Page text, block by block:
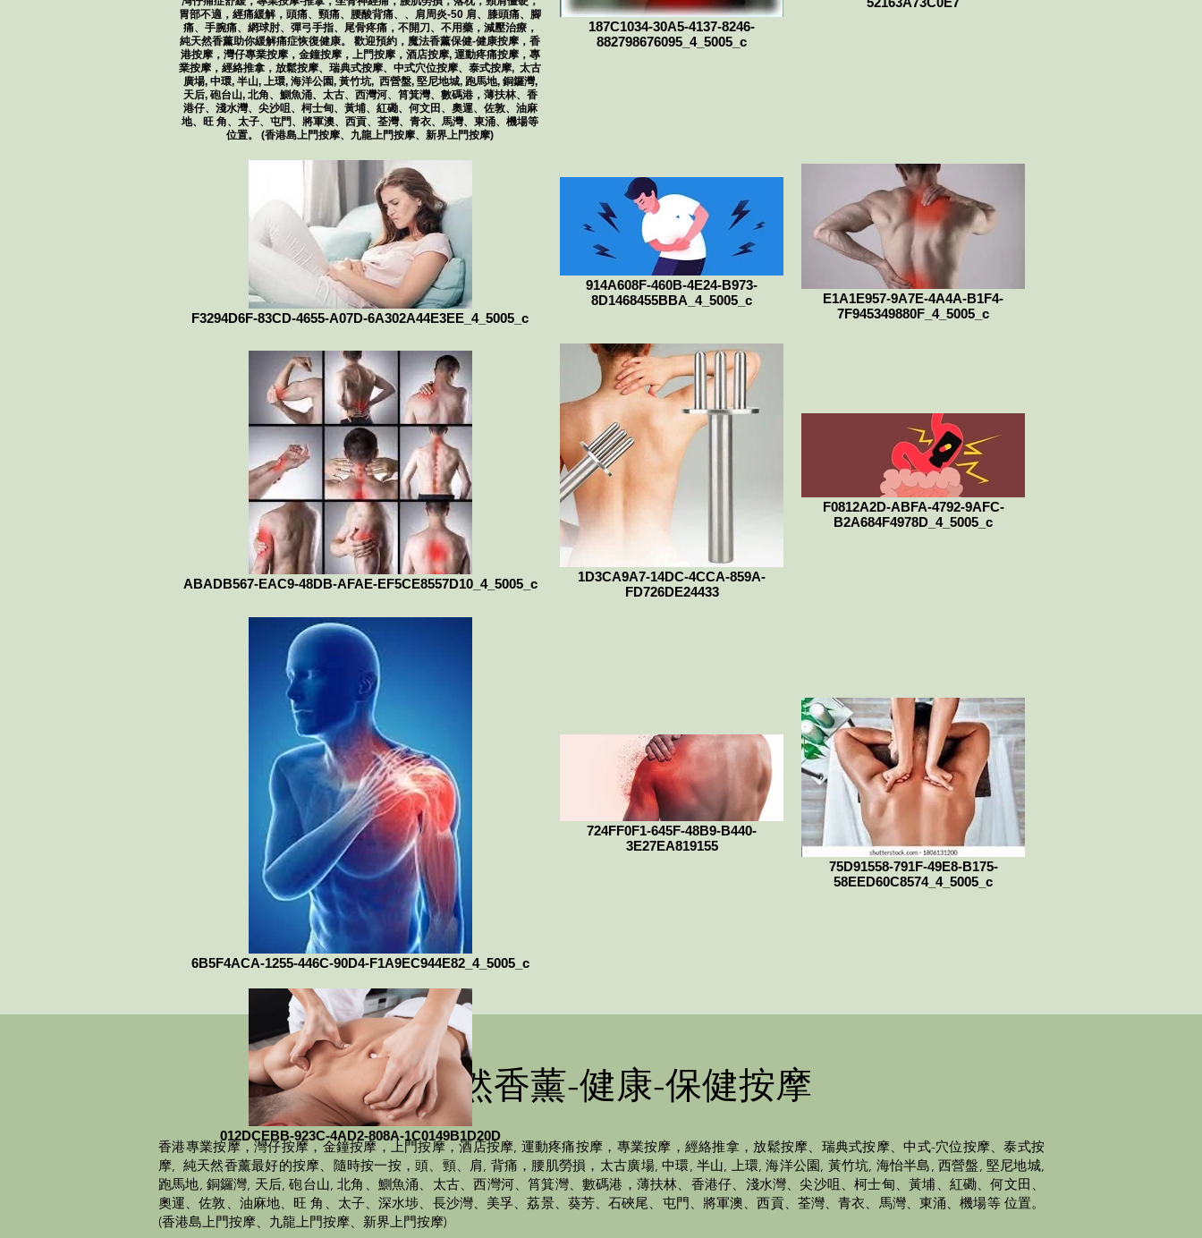
純天然香薰-健康-保健按摩
香港專業按摩，灣仔按摩，金鐘按摩，上門按摩，酒店按摩, 運動疼痛按摩，專業按摩，經絡推拿，放鬆按摩、瑞典式按摩、中式-穴位按摩、泰式按
摩, 純天然香薰最好的按摩、隨時按一按，頭、頸、肩, 背痛，腰肌勞損，太古廣場, 中環, 半山, 上環, 海洋公園, 黃竹坑, 海怡半島, 西營盤, 堅尼地城,
跑馬地, 銅鑼灣, 天后, 砲台山, 北角、鰂魚涌、太古、西灣河、筲箕灣、數碼港，薄扶林、香港仔、淺水灣、尖沙咀、柯士甸、黃埔、紅磡、何文田、
奧運、佐敦、油麻地、旺 角、太子、深水埗、長沙灣、美孚、荔景、葵芳、石硤尾、屯門、將軍澳、西貢、荃灣、青衣、馬灣、東涌、機場等 位置。
(香港島上門按摩、九龍上門按摩、新界上門按摩)
胃部不適，經痛緩解，頭痛、頸痛、腰酸背痛、、肩周炎-50 肩、膝頭痛、腳
痛、手腕痛、網球肘、彈弓手指、尾骨疼痛，不開刀、不用藥，減壓治療，
純天然香薰助你緩解痛症恢復健康。 歡迎預約，魔法香薰保健-健康按摩，香
港按摩，灣仔​​專業按摩，金鐘按摩，上門按摩，酒店按摩, 運動疼痛按摩，專
業按摩，經絡推拿，放鬆按摩、瑞典式按摩、中式穴位按摩、泰式按摩, 太古
廣場, 中環, 半山, 上環, 海洋公園, 黃竹坑, 西營盤, 堅尼地城, 跑馬地, 銅鑼灣,
天后, 砲台山, 北角、鰂魚涌、太古、西灣河、筲箕灣、數碼港，薄扶林、香
港仔、淺水灣、尖沙咀、柯士甸、黃埔、紅磡、何文田、奧運、佐敦、油麻
地、旺 角、太子、屯門、將軍澳、西貢、荃灣、青衣、馬灣、東涌、機場等
位置。 (香港島上門按摩、九龍上門按摩、新界上門按摩)
187C1034-30A5-4137-8246-
882798676095_4_5005_c
F3294D6F-83CD-4655-A07D-6A302A44E3EE_4_5005_c
914A608F-460B-4E24-B973-
8D1468455BBA_4_5005_c
E1A1E957-9A7E-4A4A-B1F4-
7F945349880F_4_5005_c
ABADB567-EAC9-48DB-AFAE-EF5CE8557D10_4_5005_c
1D3CA9A7-14DC-4CCA-859A-
FD726DE24433
F0812A2D-ABFA-4792-9AFC-
B2A684F4978D_4_5005_c
6B5F4ACA-1255-446C-90D4-F1A9EC944E82_4_5005_c
724FF0F1-645F-48B9-B440-
3E27EA819155
75D91558-791F-49E8-B175-
58EED60C8574_4_5005_c
012DCEBB-923C-4AD2-808A-1C0149B1D20D